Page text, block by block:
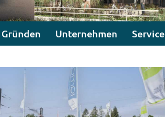
Gründen Unternehmen Service